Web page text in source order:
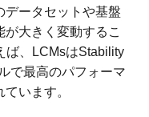
データセットや基盤
大きく変動するこ
ば、LCMsはStability
で最高のパフォーマ
います。